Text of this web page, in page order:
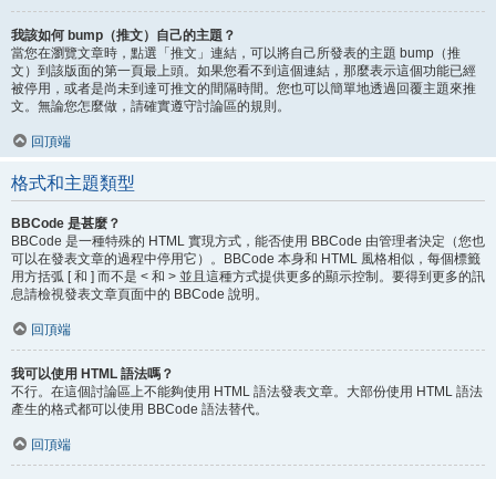
我該如何 bump（推文）自己的主題？
當您在瀏覽文章時，點選「推文」連結，可以將自己所發表的主題 bump（推
文）到該版面的第一頁最上頭。如果您看不到這個連結，那麼表示這個功能已經
被停用，或者是尚未到達可推文的間隔時間。您也可以簡單地透過回覆主題來推
文。無論您怎麼做，請確實遵守討論區的規則。
回頂端
格式和主題類型
BBCode 是甚麼？
BBCode 是一種特殊的 HTML 實現方式，能否使用 BBCode 由管理者決定（您也
可以在發表文章的過程中停用它）。BBCode 本身和 HTML 風格相似，每個標籤
用方括弧 [ 和 ] 而不是 < 和 > 並且這種方式提供更多的顯示控制。要得到更多的訊
息請檢視發表文章頁面中的 BBCode 說明。
回頂端
我可以使用 HTML 語法嗎？
不行。在這個討論區上不能夠使用 HTML 語法發表文章。大部份使用 HTML 語法
產生的格式都可以使用 BBCode 語法替代。
回頂端